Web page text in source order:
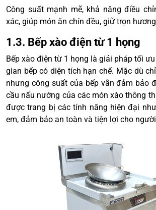
Công suất mạnh mẽ, khả năng điều
xác, giúp món ăn chín đều, giữ trọn
1.3. Bếp xào điện từ 1 họng
Bếp xào điện từ 1 họng là giải pháp tối
gian bếp có diện tích hạn chế. Mặc dù
nhưng công suất của bếp vẫn đảm bảo
cầu nấu nướng của các món xào thông
được trang bị các tính năng hiện đại
em, đảm bảo an toàn và tiện lợi cho